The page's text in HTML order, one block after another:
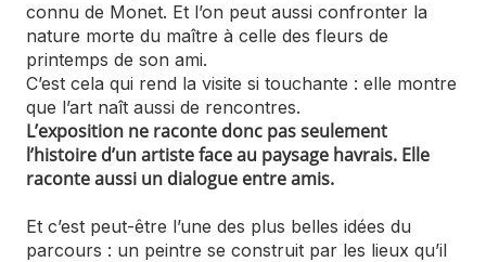
connu de Monet. Et l’on peut aussi confronter la
nature morte du maître à celle des fleurs de
printemps de son ami.
C’est cela qui rend la visite si touchante : elle montre
que l’art naît aussi de rencontres.
L’exposition ne raconte donc pas seulement
l’histoire d’un artiste face au paysage havrais. Elle
raconte aussi un dialogue entre amis.
Et c’est peut-être l’une des plus belles idées du
parcours : un peintre se construit par les lieux qu’il